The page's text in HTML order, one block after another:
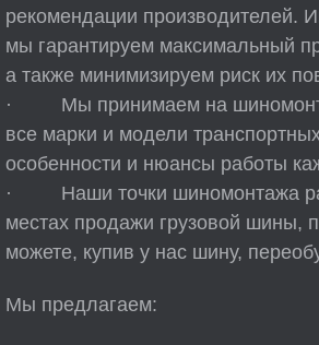
рекомендации производителей.
мы гарантируем максимальный
а также минимизируем риск их
· Мы принимаем на
все марки и модели
особенности и нюансы работы
· Наши точки шиномонтажа
местах продажи грузовой шины,
можете, купив у нас шину,
Мы предлагаем: